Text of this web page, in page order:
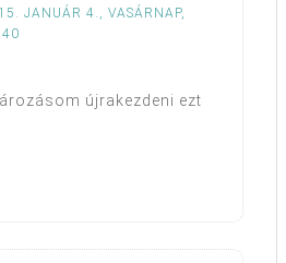
JANUÁR 4., VASÁRNAP,
újrakezdeni ezt